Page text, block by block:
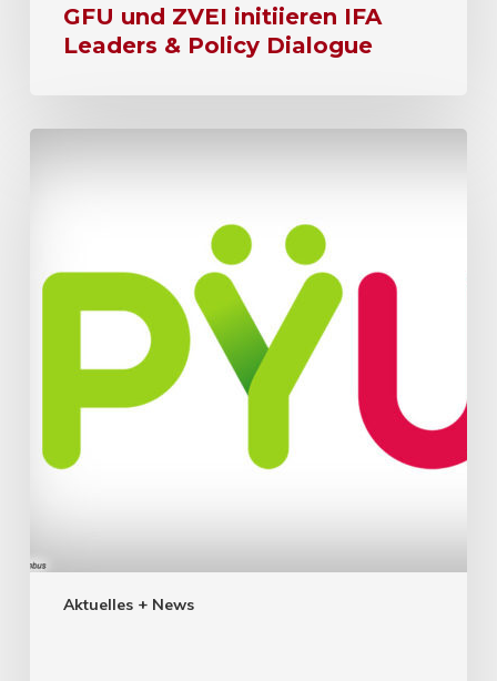
GFU und ZVEI initiieren IFA
Leaders & Policy Dialogue
Aktuelles + News